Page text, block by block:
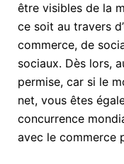
être visibles de la
ce soit au travers
commerce, de
sociaux. Dès lors,
permise, car si le
net, vous êtes
concurrence
avec le commerce